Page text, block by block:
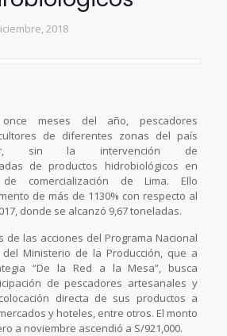
2018
meses del año, pescadores
de diferentes zonas del país
sin la intervención de
de productos hidrobiológicos en
comercialización de Lima. Ello
de más de 1130% con respecto al
donde se alcanzó 9,67 toneladas.
de las acciones del Programa Nacional
del Ministerio de la Producción, que a
“De la Red a la Mesa”, busca
de pescadores artesanales y
directa de sus productos a
y hoteles, entre otros. El monto
a noviembre ascendió a S/921,000.